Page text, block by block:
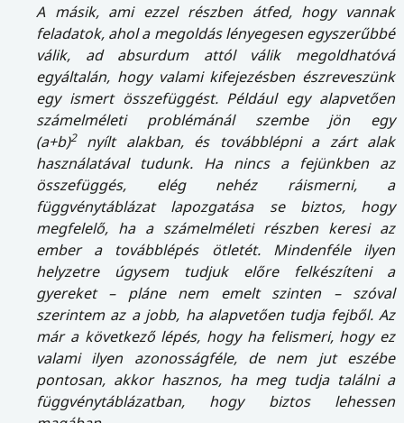
A másik, ami ezzel részben átfed, hogy vannak
feladatok, ahol a megoldás lényegesen egyszerűbbé
válik, ad absurdum attól válik megoldhatóvá
egyáltalán, hogy valami kifejezésben észreveszünk
egy ismert összefüggést. Például egy alapvetően
számelméleti problémánál szembe jön egy
(a+b)2nyílt alakban, és továbblépni a zárt alak
használatával tudunk. Ha nincs a fejünkben az
összefüggés, elég nehéz ráismerni, a
függvénytáblázat lapozgatása se biztos, hogy
megfelelő, ha a számelméleti részben keresi az
ember a továbblépés ötletét. Mindenféle ilyen
helyzetre úgysem tudjuk előre felkészíteni a
gyereket – pláne nem emelt szinten – szóval
szerintem az a jobb, ha alapvetően tudja fejből. Az
már a következő lépés, hogy ha felismeri, hogy ez
valami ilyen azonosságféle, de nem jut eszébe
pontosan, akkor hasznos, ha meg tudja találni a
függvénytáblázatban, hogy biztos lehessen